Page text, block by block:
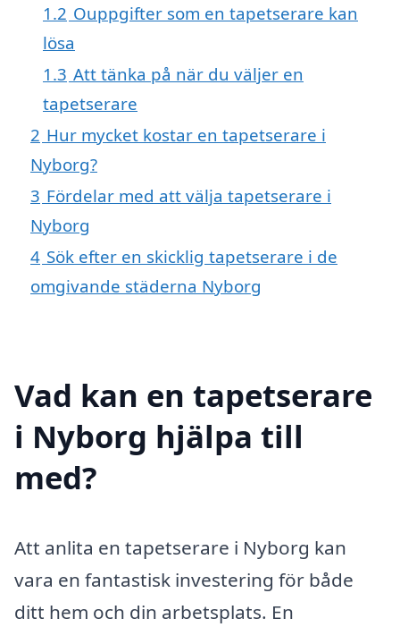
1.2 Ouppgifter som en tapetserare kan
lösa
1.3 Att tänka på när du väljer en
tapetserare
2 Hur mycket kostar en tapetserare i
Nyborg?
3 Fördelar med att välja tapetserare i
Nyborg
4 Sök efter en skicklig tapetserare i de
omgivande städerna Nyborg
Vad kan en tapetserare
i Nyborg hjälpa till
med?
Att anlita en tapetserare i Nyborg kan
vara en fantastisk investering för både
ditt hem och din arbetsplats. En